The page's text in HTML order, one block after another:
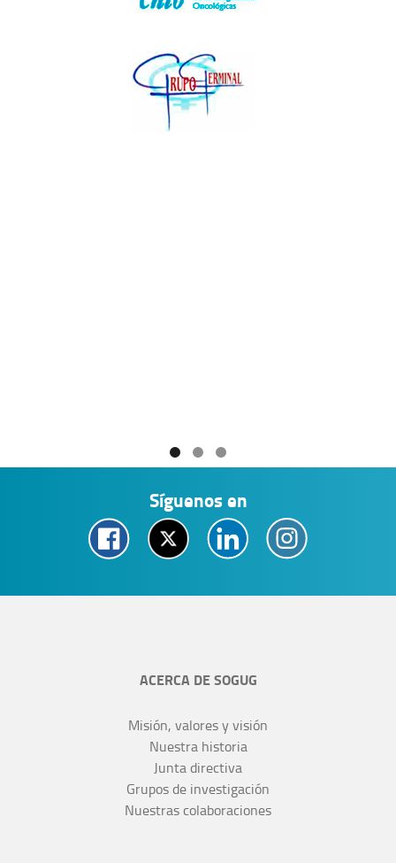
Síguenos en
ACERCA DE SOGUG
Misión, valores y visión
Nuestra historia
Junta directiva
Grupos de investigación
Nuestras colaboraciones